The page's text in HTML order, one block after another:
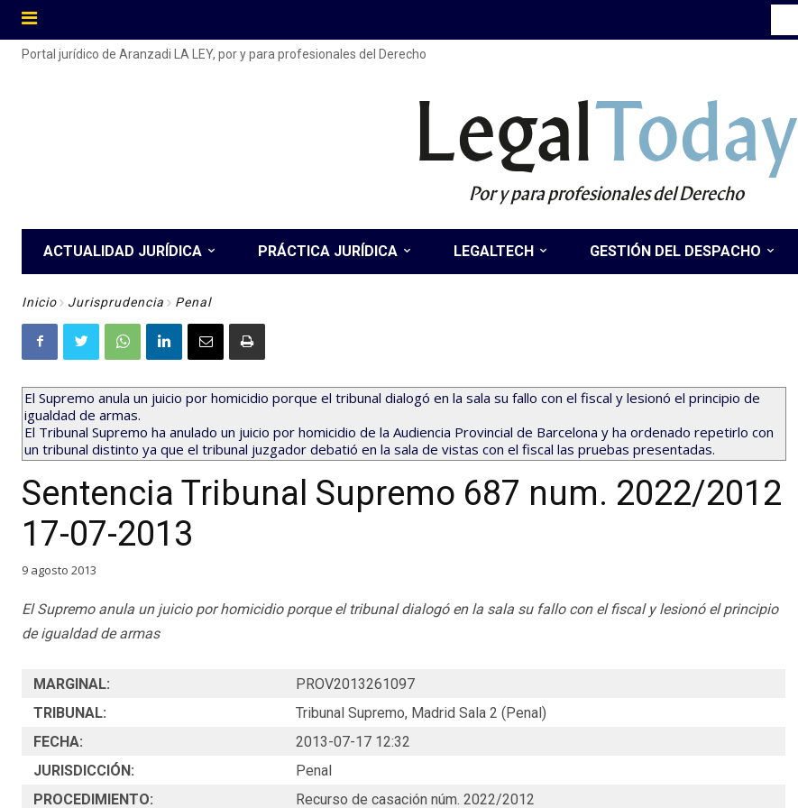
Portal jurídico de Aranzadi LA LEY, por y para profesionales del Derecho
LegalToday
Por y para profesionales del Derecho
ACTUALIDAD JURÍDICA PRÁCTICA JURÍDICA LEGALTECH GESTIÓN DEL DESPACHO
Inicio Jurisprudencia Penal
El Supremo anula un juicio por homicidio porque el tribunal dialogó en la sala su fallo con el fiscal y lesionó el principio de
igualdad de armas.
El Tribunal Supremo ha anulado un juicio por homicidio de la Audiencia Provincial de Barcelona y ha ordenado repetirlo con
un tribunal distinto ya que el tribunal juzgador debatió en la sala de vistas con el fiscal las pruebas presentadas.
Sentencia Tribunal Supremo 687 num. 2022/2012
17-07-2013
9 agosto 2013
El Supremo anula un juicio por homicidio porque el tribunal dialogó en la sala su fallo con el fiscal y lesionó el principio
de igualdad de armas
MARGINAL:
PROV2013261097
TRIBUNAL:
Tribunal Supremo, Madrid Sala 2 (Penal)
FECHA:
2013-07-17 12:32
JURISDICCIÓN:
Penal
PROCEDIMIENTO:
Recurso de casación núm. 2022/2012